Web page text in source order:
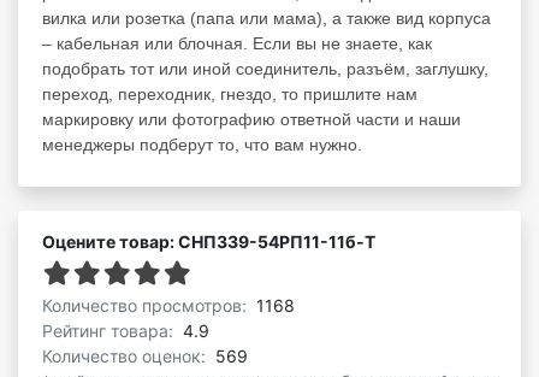
вилка или розетка (папа или мама), а также вид корпуса
– кабельная или блочная. Если вы не знаете, как
подобрать тот или иной соединитель, разъём, заглушку,
переход, переходник, гнездо, то пришлите нам
маркировку или фотографию ответной части и наши
менеджеры подберут то, что вам нужно.
Оцените товар: СНП339-54РП11-11б-Т
Количество просмотров: 1168
Рейтинг товара: 4.9
Количество оценок: 569